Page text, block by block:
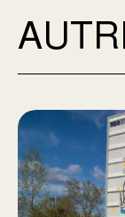
Aire